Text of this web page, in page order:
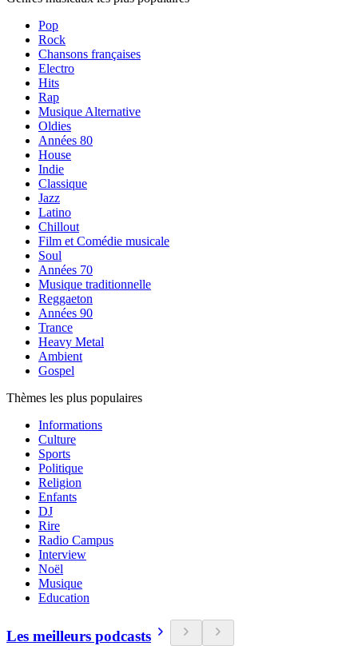
Pop
Rock
Chansons françaises
Electro
Hits
Rap
Musique Alternative
Oldies
Années 80
House
Indie
Classique
Jazz
Latino
Chillout
Film et Comédie musicale
Soul
Années 70
Musique traditionnelle
Reggaeton
Années 90
Trance
Heavy Metal
Ambient
Gospel
Thèmes les plus populaires
Informations
Culture
Sports
Politique
Religion
Enfants
DJ
Rire
Radio Campus
Interview
Noël
Musique
Education
Les meilleurs podcasts